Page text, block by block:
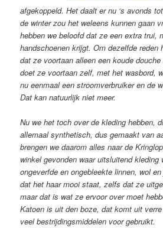
afgekoppeld. Het daalt er nu ‘s avonds
de winter zou het weleens kunnen gaan
hebben we beloofd dat ze een extra trui,
handschoenen krijgt. Om dezelfde reden
dat ze voortaan alleen een koude
doet ze voortaan zelf, met het wasbord,
nu eenmaal een stroomverbruiker en de
Dat kan natuurlijk niet meer.
Nu we het toch over de kleding hebben,
allemaal synthetisch, dus gemaakt van
brengen we daarom alles naar de
winkel gevonden waar uitsluitend kleding
ongeverfde en ongebleekte linnen, wol
dat het haar mooi staat, zelfs dat ze
maar dat is wat ze ervoor over moet
Katoen is uit den boze, dat komt uit
veel bestrijdingsmiddelen voor gebruikt.